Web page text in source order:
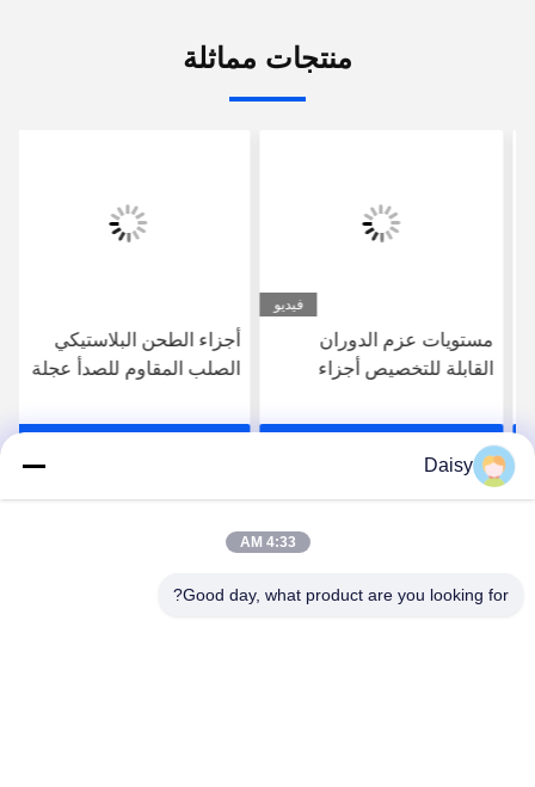
منتجات مماثلة
فيديو
مستويات عزم الدوران
القابلة للتخصيص أجزاء
احصل على أفضل سعر
أجزاء الطحن البلاستيكي
الصلب المقاوم للصدأ عجلة
للتآكل
Daisy
4:33 AM
Good day, what product are you looking for?